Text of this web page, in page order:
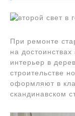
При ремонте
на
интерьер в
строительстве
оформляют в
скандинавском